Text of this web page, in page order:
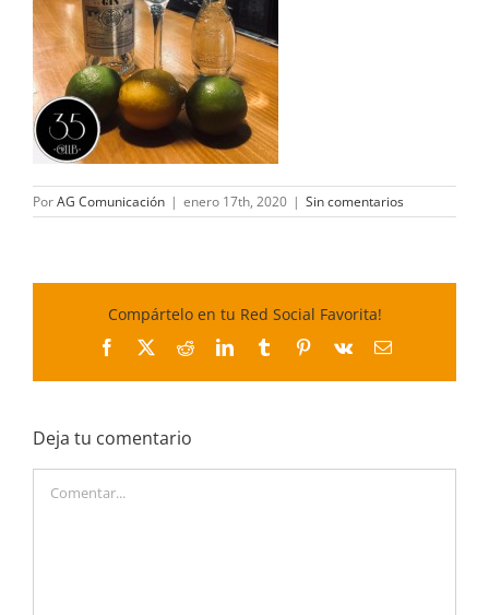
PorAG Comunicación | enero 17th, 2020 | Sin comentarios
Compártelo en tu Red Social Favorita!
Facebook
X RedditLinkedInTumblrPinterest
Vk
Correo
Deja tu comentario